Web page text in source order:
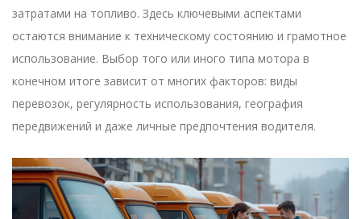
затратами на топливо. Здесь ключевыми аспектами
остаются внимание к техническому состоянию и грамотное
использование. Выбор того или иного типа мотора в
конечном итоге зависит от многих факторов: виды
перевозок, регулярность использования, география
передвижений и даже личные предпочтения водителя.